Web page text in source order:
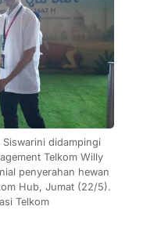
Siswarini didampingi
Telkom Willy
penyerahan hewan
Hub, Jumat (22/5).
Telkom